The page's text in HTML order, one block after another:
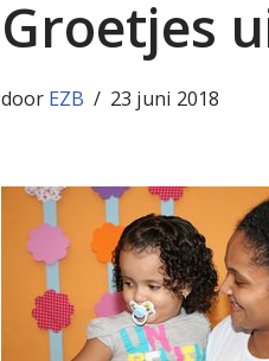
Groetjes
door EZB 23 juni 2018